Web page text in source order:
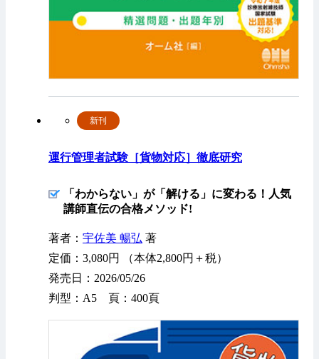
運行管理者試験［貨物対応］徹底研究
新刊
「わからない」が「解ける」に変わる！人気
講師直伝の合格メソッド!
著者： 宇佐美 暢弘 著
定価：3,080円 （本体2,800円＋税）
発売日：2026/05/26
判型：A5 頁：400頁